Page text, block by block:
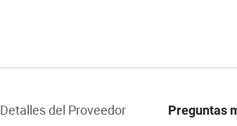
Detalles del Proveedor Preguntas